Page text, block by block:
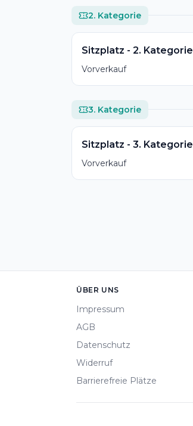
2. Kategorie
Sitzplatz - 2. Kategorie
Vorverkauf
3. Kategorie
Sitzplatz - 3. Kategorie
Vorverkauf
ÜBER UNS
Impressum
AGB
Datenschutz
Widerruf
Barrierefreie Plätze